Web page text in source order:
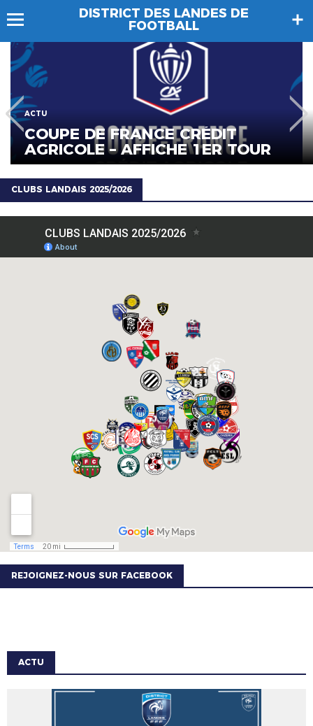
DISTRICT DES LANDES DE
FOOTBALL
ACTU
COUPE DE FRANCE CRÉDIT
AGRICOLE – AFFICHE 1ER TOUR
CLUBS LANDAIS 2025/2026
REJOIGNEZ-NOUS SUR FACEBOOK
ACTU